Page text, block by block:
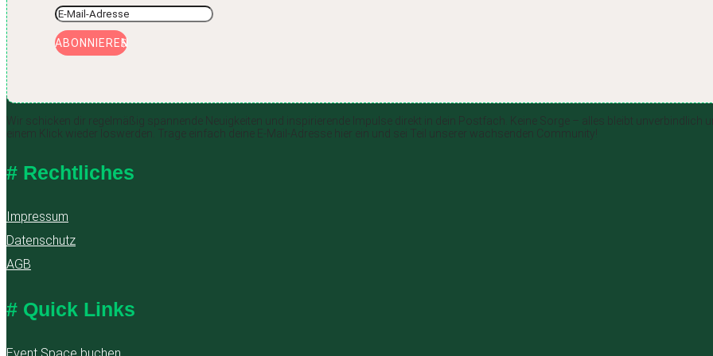
ABONNIEREN
Wir schicken dir regelmäßig spannende Neuigkeiten und inspirierende Impulse direkt in dein Postfach. Keine Sorge – alles bleibt unverbindlich
einem Klick wieder loswerden. Trage einfach deine E-Mail-Adresse hier ein und sei Teil unserer wachsenden Community!
# Rechtliches
Impressum
Datenschutz
AGB
# Quick Links